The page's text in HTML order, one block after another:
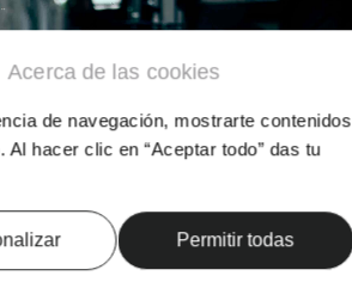
Acerca de las cookies
de navegación, mostrarte contenidos
hacer clic en “Aceptar todo” das tu
Permitir todas